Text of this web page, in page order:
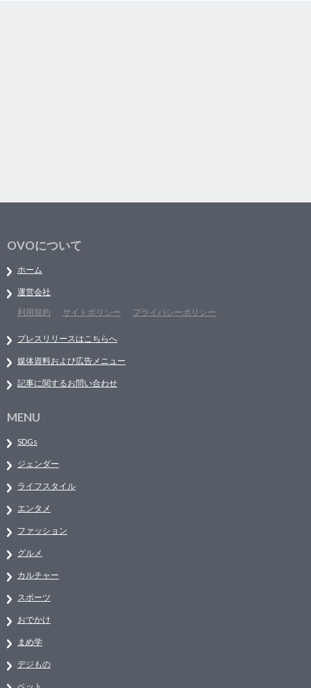
OVOについて
ホーム
運営会社
利用規約
サイトポリシー プライバシーポリシー
プレスリリースはこちらへ
媒体資料および広告メニュー
記事に関するお問い合わせ
MENU
SDGs
ジェンダー
ライフスタイル
エンタメ
ファッション
グルメ
カルチャー
スポーツ
おでかけ
まめ学
デジもの